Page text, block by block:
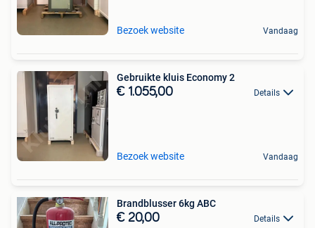
Bezoek website Vandaag
Gebruikte kluis Economy 2
€ 1.055,00 Details
Bezoek website Vandaag
Brandblusser 6kg ABC
€ 20,00 Details